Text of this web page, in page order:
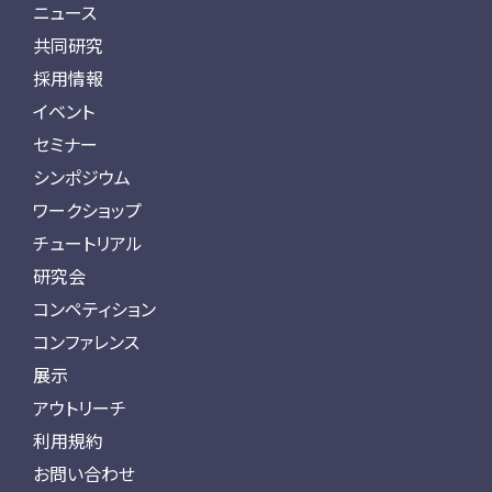
ニュース
共同研究
採用情報
イベント
セミナー
シンポジウム
ワークショップ
チュートリアル
研究会
コンペティション
コンファレンス
展示
アウトリーチ
利用規約
お問い合わせ